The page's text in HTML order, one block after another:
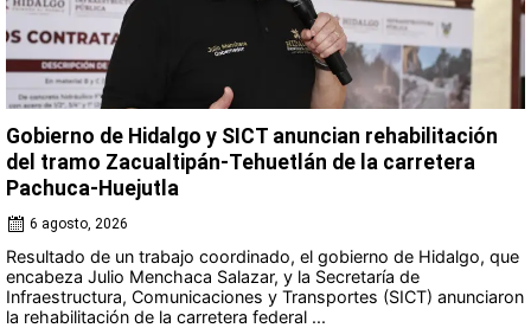
Gobierno de Hidalgo y SICT anuncian rehabilitación
del tramo Zacualtipán-Tehuetlán de la carretera
Pachuca-Huejutla
6 agosto, 2026
Resultado de un trabajo coordinado, el gobierno de Hidalgo, que
encabeza Julio Menchaca Salazar, y la Secretaría de
Infraestructura, Comunicaciones y Transportes (SICT) anunciaron
la rehabilitación de la carretera federal ...